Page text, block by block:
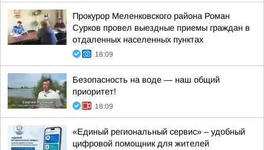
Прокурор Меленковского района Роман
Сурков провел выездные приемы граждан в
отдаленных населенных пунктах
18:09
Безопасность на воде — наш общий
приоритет!
18:09
«Единый региональный сервис» – удобный
цифровой помощник для жителей